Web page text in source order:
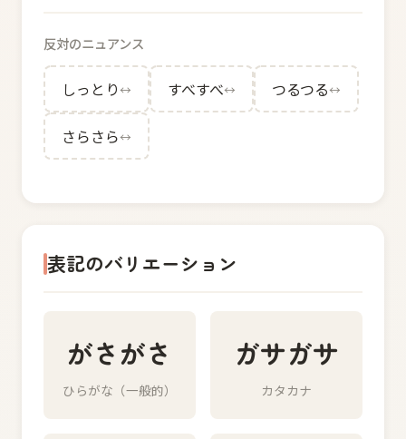
反対のニュアンス
しっとり↔ すべすべ↔ つるつる↔
さらさら↔
表記のバリエーション
がさがさ
ひらがな（一般的）
ガサガサ
カタカナ